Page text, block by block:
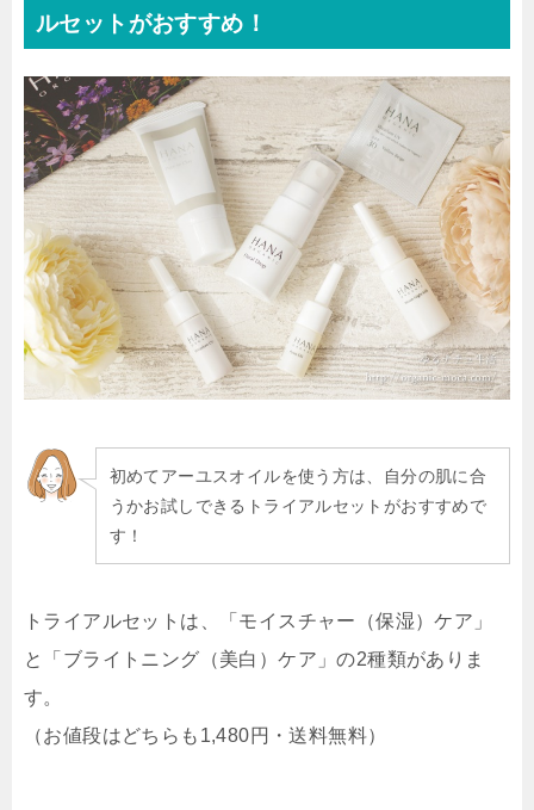
ルセットがおすすめ！
初めてアーユスオイルを使う方は、自分の肌に合
うかお試しできるトライアルセットがおすすめで
す！
トライアルセットは、「モイスチャー（保湿）ケア」
と「ブライトニング（美白）ケア」の2種類がありま
す。
（お値段はどちらも1,480円・送料無料）